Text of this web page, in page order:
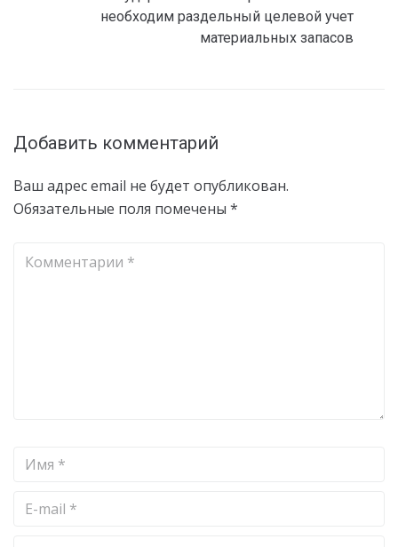
необходим раздельный целевой учет
материальных запасов
Добавить комментарий
Ваш адрес email не будет опубликован.
Обязательные поля помечены *